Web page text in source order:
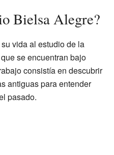
Bielsa Alegre?
vida al estudio de la
se encuentran bajo
consistía en descubrir
antiguas para entender
pasado.